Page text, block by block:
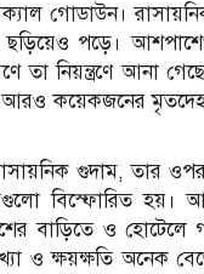
গোডাউন।
পড়ে।
তা নিয়ন্ত্রণে
কয়েকজনের
গুদাম, তার
বিস্ফোরিত হয়।
বাড়িতে ও
ও ক্ষয়ক্ষতি অনেক